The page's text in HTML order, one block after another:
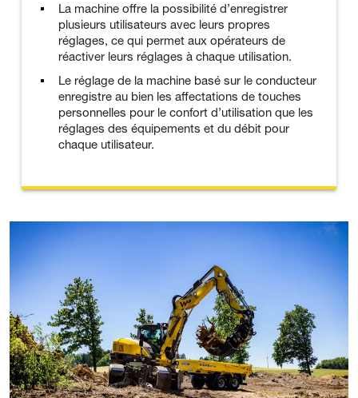
La machine offre la possibilité d’enregistrer
plusieurs utilisateurs avec leurs propres
réglages, ce qui permet aux opérateurs de
réactiver leurs réglages à chaque utilisation.
Le réglage de la machine basé sur le conducteur
enregistre au bien les affectations de touches
personnelles pour le confort d’utilisation que les
réglages des équipements et du débit pour
chaque utilisateur.